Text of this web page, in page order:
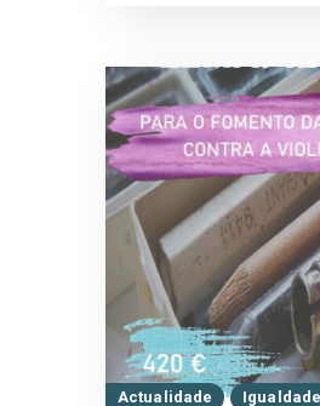
Actualidade Igualdade